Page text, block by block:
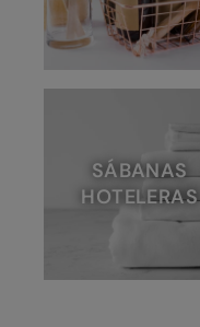
SÁBANAS
HOTELERAS